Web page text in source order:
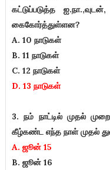
கட்டுப்படுத்த
கைகோர்த்துள்ளன?
A. 10 நாடுகள்
B. 11 நாடுகள்
C. 12 நாடுகள்
D. 13 நாடுகள்
3. நம் நாட்டில் முதல்
கீழ்கண்ட எந்த நாள் முதல்
A. ஜூன் 15
B. ஜூன் 16